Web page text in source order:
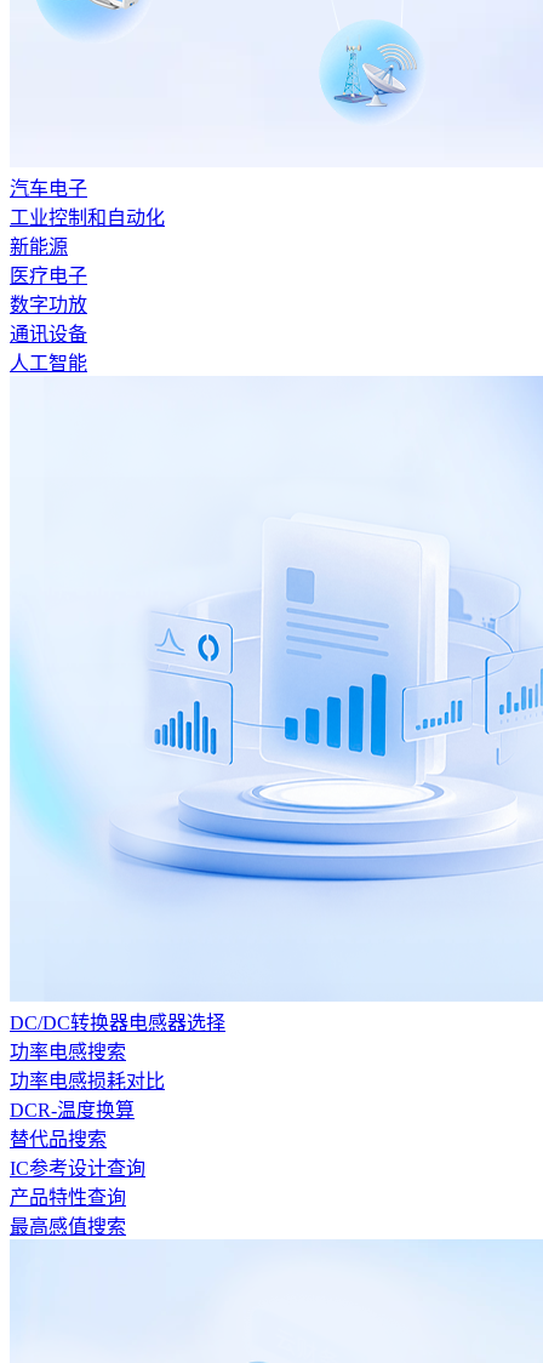
汽车电子
工业控制和自动化
新能源
医疗电子
数字功放
通讯设备
人工智能
DC/DC转换器电感器选择
功率电感搜索
功率电感损耗对比
DCR-温度换算
替代品搜索
IC参考设计查询
产品特性查询
最高感值搜索